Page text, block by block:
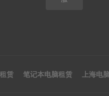
赁 笔记本电脑租赁 上海电